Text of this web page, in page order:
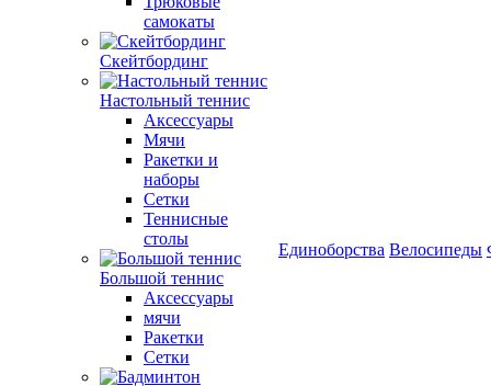
самокаты
Скейтбординг
Настольный теннис
Аксессуары
Мячи
Ракетки и
наборы
Сетки
Теннисные
столы
Большой теннис
Аксессуары
мячи
Ракетки
Сетки
Единоборства Велосипеды